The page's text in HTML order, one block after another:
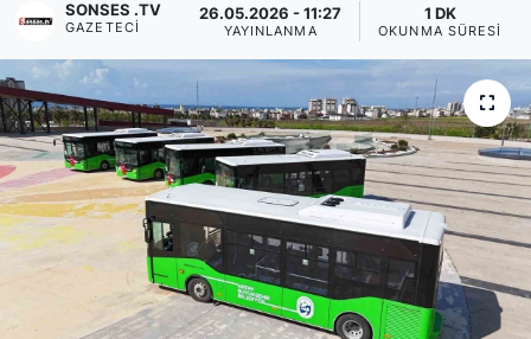
SONSES .TV
GAZETECI
26.05.2026 - 11:27
YAYINLANMA
1 DK
OKUNMA SÜRESI
SAĞLIK
Siyaset
YEREL HABER
Haberde insan
Tanıtım
Haber Arşivi